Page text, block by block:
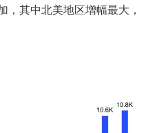
，其中北美地区增幅最大，